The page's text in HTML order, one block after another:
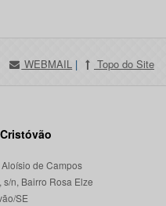
WEBMAIL | Topo do Site
de Campos
n, Bairro Rosa Elze
SE